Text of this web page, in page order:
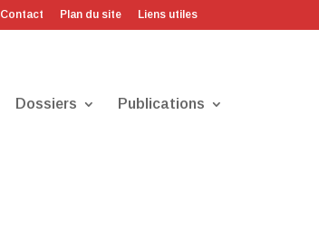
Contact Plan du site Liens utiles
Dossiers Publications